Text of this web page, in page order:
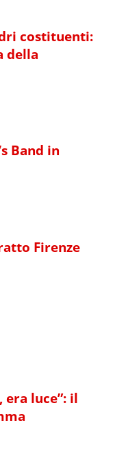
costituenti:
della
Band in
Firenze
era luce”: il